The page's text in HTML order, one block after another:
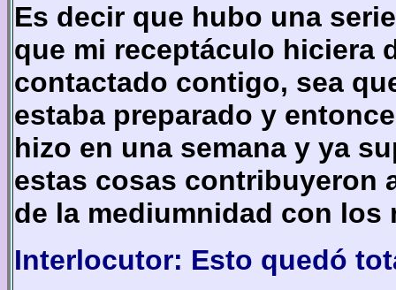
Es decir que hubo una
que mi receptáculo hiciera
contactado contigo, sea
estaba preparado y
hizo en una semana y ya
estas cosas contribuyeron
de la mediumnidad con los
Interlocutor: Esto quedó